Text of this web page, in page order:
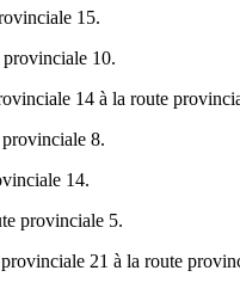
15.
10.
14 à la route
8.
14.
provinciale 5.
21 à la route